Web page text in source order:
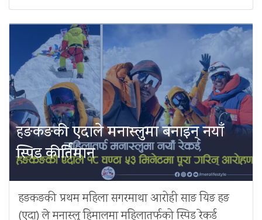
हङकङकी एदाले मनास्लुमा बनाइन् नयाँ
स्पिड कीर्तिमान
हङकङकी प्रथम महिला सगरमाथा आरोही साङ यिङ हङ
(एदा) ले मनास्लु हिमालमा महिलातर्फको स्पिड रेकर्ड